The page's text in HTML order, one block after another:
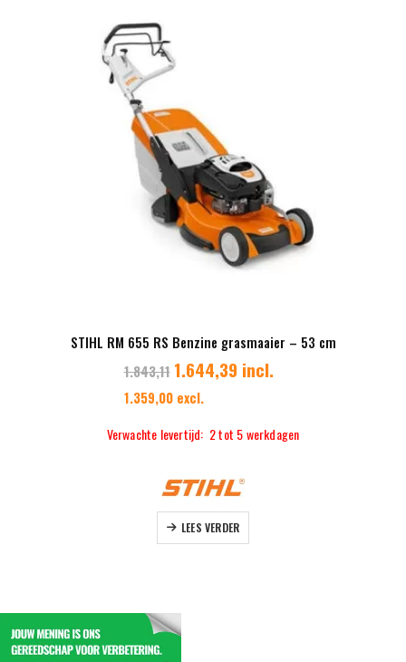
STIHL RM 655 RS Benzine grasmaaier – 53 cm
1.843,11 1.644,39 incl.
1.359,00 excl.
Verwachte levertijd: 2 tot 5 werkdagen
LEES VERDER